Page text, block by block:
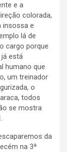
e a
colorada,
insossa e
lá de
cargo porque
já está
humano que
um treinador
o
todos
se mostra
da
na 3ª